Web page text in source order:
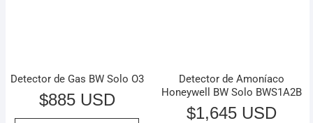
Detector de Gas BW Solo O3
$885 USD
Detector de Amoníaco
Honeywell BW Solo BWS1A2B
$1,645 USD